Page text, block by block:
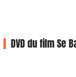
DVD du film Se